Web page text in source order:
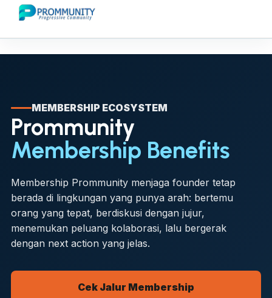
MEMBERSHIP ECOSYSTEM
Prommunity
Membership Benefits
Membership Prommunity menjaga founder tetap
berada di lingkungan yang punya arah: bertemu
orang yang tepat, berdiskusi dengan jujur,
menemukan peluang kolaborasi, lalu bergerak
dengan next action yang jelas.
Cek Jalur Membership